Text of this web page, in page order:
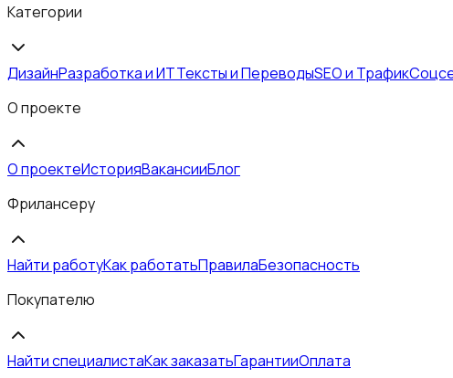
Категории
ДизайнРазработка и ИТТексты и ПереводыSEO и Трафик
О проекте
О проектеИсторияВакансииБлог
Фрилансеру
Найти работуКак работатьПравилаБезопасность
Покупателю
Найти специалистаКак заказатьГарантииОплата